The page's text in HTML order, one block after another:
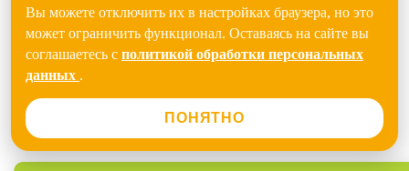
Вы можете отключить их в настройках браузера, но это
может ограничить функционал. Оставаясь на сайте вы
соглашаетесь с политикой обработки персональных
данных .
ПОНЯТНО